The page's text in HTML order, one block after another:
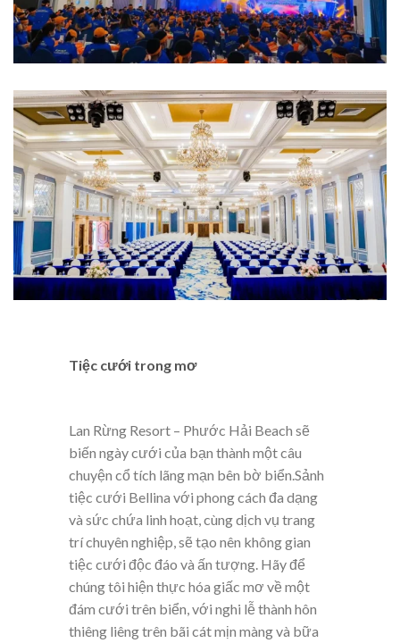
Tiệc cưới trong mơ
Lan Rừng Resort – Phước Hải Beach sẽ
biến ngày cưới của bạn thành một câu
chuyện cổ tích lãng mạn bên bờ biển.Sảnh
tiệc cưới Bellina với phong cách đa dạng
và sức chứa linh hoạt, cùng dịch vụ trang
trí chuyên nghiệp, sẽ tạo nên không gian
tiệc cưới độc đáo và ấn tượng. Hãy để
chúng tôi hiện thực hóa giấc mơ về một
đám cưới trên biển, với nghi lễ thành hôn
thiêng liêng trên bãi cát mịn màng và bữa